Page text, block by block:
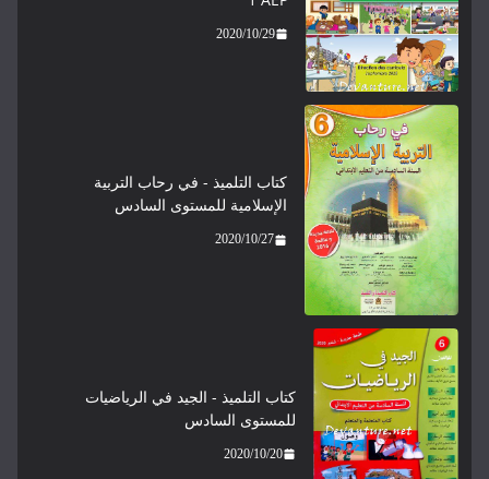
2020/10/29
كتاب التلميذ - في رحاب التربية
الإسلامية للمستوى السادس
2020/10/27
كتاب التلميذ - الجيد في الرياضيات
للمستوى السادس
2020/10/20